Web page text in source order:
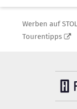
Werben auf STOL
Tourentipps